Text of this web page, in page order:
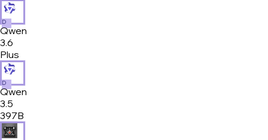
D
Qwen
3.6
Plus
D
Qwen
3.5
397B